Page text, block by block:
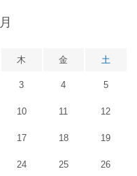
木 金 土
3 4 5
10 11 12
17 18 19
24 25 26